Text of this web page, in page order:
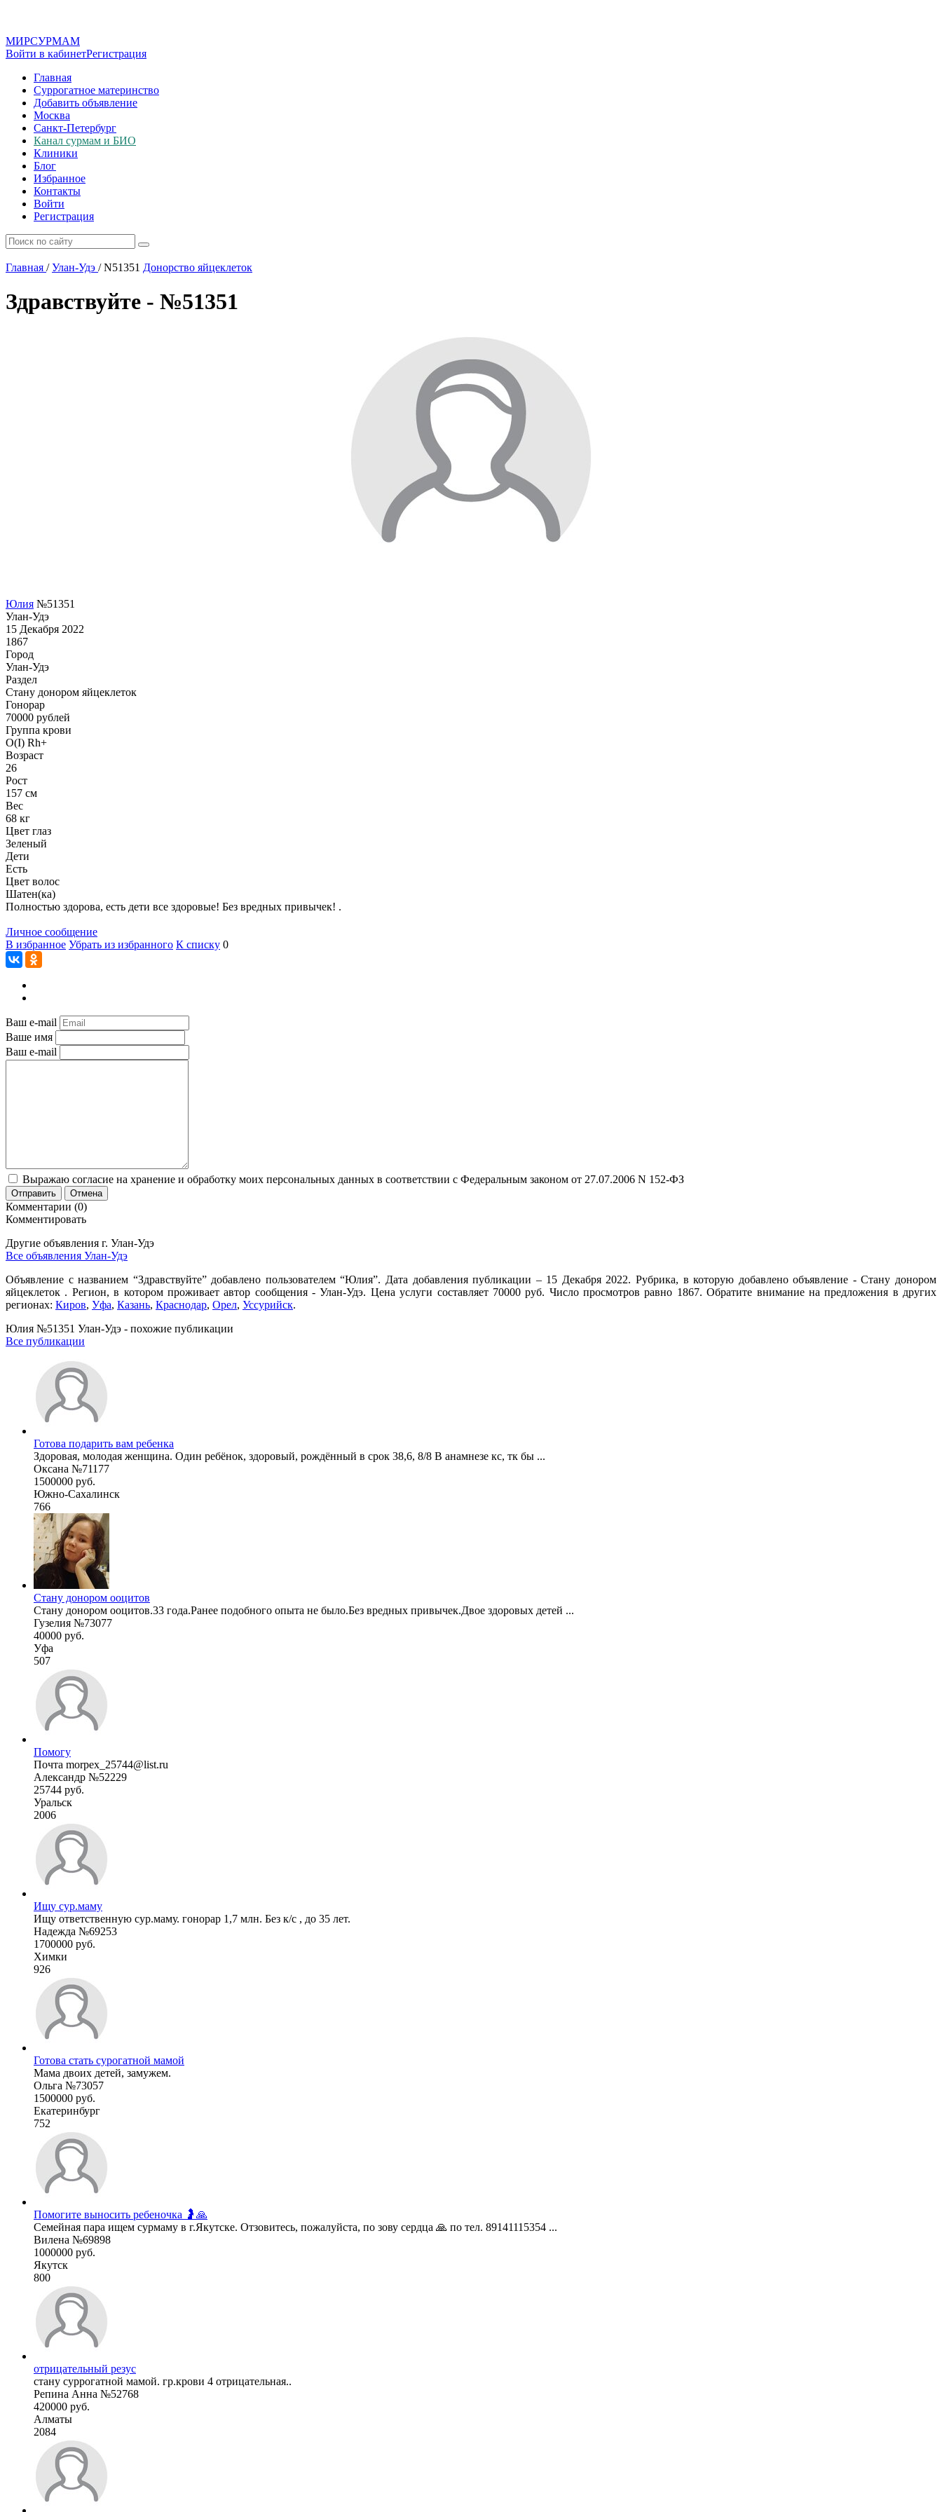
МИРСУРМАМ
Войти в кабинетРегистрация
Главная
Суррогатное материнство
Добавить объявление
Москва
Санкт-Петербург
Канал сурмам и БИО
Клиники
Блог
Избранное
Контакты
Войти
Регистрация
Главная / Улан-Удэ /N51351 Донорство яйцеклеток
Здравствуйте - №51351
Юлия №51351
Улан-Удэ
15 Декабря 2022
1867
Город
Улан-Удэ
Раздел
Стану донором яйцеклеток
Гонoрар
70000 рублей
Группа крови
O(I) Rh+
Возраст
26
Рост
157 см
Вес
68 кг
Цвет глаз
Зеленый
Дети
Есть
Цвет волос
Шатен(ка)
Полностью здорова, есть дети все здоровые! Без вредных привычек! .
Личное сообщение
В избранное Убрать из избранного К списку 0
Ваш e-mail
Ваше имя
Ваш e-mail
Выражаю согласие на хранение и обработку моих персональных данных в соответствии с Федеральным законом от 27.07.2006 N 152-ФЗ
Отправить Отмена
Комментарии (0)
Комментировать
Другие объявления г. Улан-Удэ
Все объявления Улан-Удэ
Объявление с названием “Здравствуйте” добавлено пользователем “Юлия”. Дата добавления публикации – 15 Декабря 2022. Рубрика, в которую добавлено объявление - Стану донором
яйцеклеток . Регион, в котором проживает автор сообщения - Улан-Удэ. Цена услуги составляет 70000 руб. Число просмотров равно 1867. Обратите внимание на предложения в других
регионах: Киров, Уфа, Казань, Краснодар, Орел, Уссурийск.
Юлия №51351 Улан-Удэ - похожие публикации
Все публикации
Готова подарить вам ребенка
Здоровая, молодая женщина. Один ребёнок, здоровый, рождённый в срок 38,6, 8/8 В анамнезе кс, тк бы ...
Оксана №71177
1500000 руб.
Южно-Сахалинск
766
Стану донором ооцитов
Стану донором ооцитов.33 года.Ранее подобного опыта не было.Без вредных привычек.Двое здоровых детей ...
Гузелия №73077
40000 руб.
Уфа
507
Помогу
Почта morpex_25744@list.ru
Александр №52229
25744 руб.
Уральск
2006
Ищу сур.маму
Ищу ответственную сур.маму. гонорар 1,7 млн. Без к/с , до 35 лет.
Надежда №69253
1700000 руб.
Химки
926
Готова стать сурогатной мамой
Мама двоих детей, замужем.
Ольга №73057
1500000 руб.
Екатеринбург
752
Помогите выносить ребеночка 🤰🙏
Семейная пара ищем сурмаму в г.Якутске. Отзовитесь, пожалуйста, по зову сердца 🙏 по тел. 89141115354 ...
Вилена №69898
1000000 руб.
Якутск
800
отрицательный резус
стану суррогатной мамой. гр.крови 4 отрицательная..
Репина Анна №52768
420000 руб.
Алматы
2084